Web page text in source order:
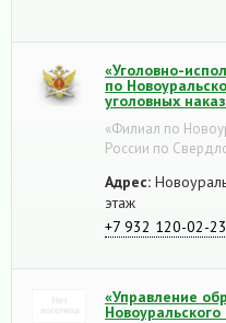
«Уголовно-
по
уголовных
«Филиал по
России по
Адрес:
этаж
+7 932 120-02-23
«Управление
Новоуральского